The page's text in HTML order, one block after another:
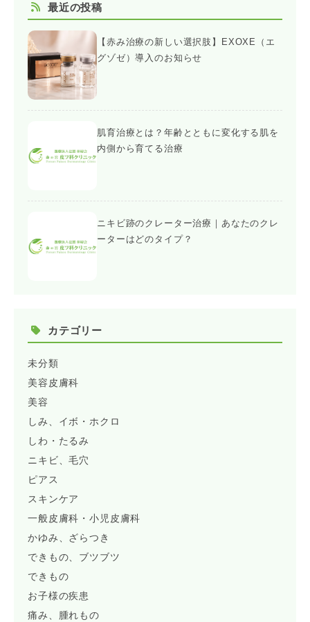
最近の投稿
【赤み治療の新しい選択肢】EXOXE（エ
グゾゼ）導入のお知らせ
肌育治療とは？年齢とともに変化する肌を
内側から育てる治療
ニキビ跡のクレーター治療｜あなたのクレ
ーターはどのタイプ？
カテゴリー
未分類
美容皮膚科
美容
しみ、イボ・ホクロ
しわ・たるみ
ニキビ、毛穴
ピアス
スキンケア
一般皮膚科・小児皮膚科
かゆみ、ざらつき
できもの、ブツブツ
できもの
お子様の疾患
痛み、腫れもの